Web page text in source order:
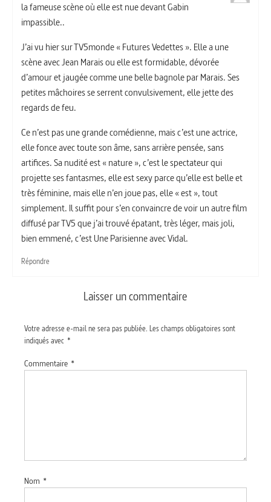
la fameuse scène où elle est nue devant Gabin
impassible..
J’ai vu hier sur TV5monde « Futures Vedettes ». Elle a une
scène avec Jean Marais ou elle est formidable, dévorée
d’amour et jaugée comme une belle bagnole par Marais. Ses
petites mâchoires se serrent convulsivement, elle jette des
regards de feu.
Ce n’est pas une grande comédienne, mais c’est une actrice,
elle fonce avec toute son âme, sans arrière pensée, sans
artifices. Sa nudité est « nature », c’est le spectateur qui
projette ses fantasmes, elle est sexy parce qu’elle est belle et
très féminine, mais elle n’en joue pas, elle « est », tout
simplement. Il suffit pour s’en convaincre de voir un autre film
diffusé par TV5 que j’ai trouvé épatant, très léger, mais joli,
bien emmené, c’est Une Parisienne avec Vidal.
Répondre
Laisser un commentaire
Votre adresse e-mail ne sera pas publiée. Les champs obligatoires sont
indiqués avec *
Commentaire *
Nom *